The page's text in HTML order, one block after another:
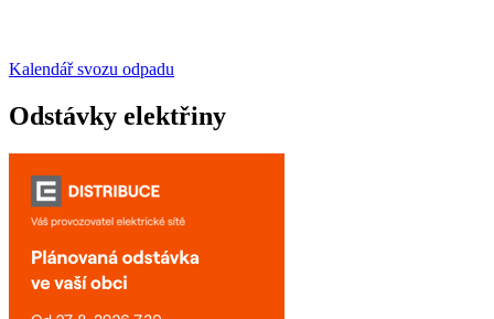
Kalendář svozu odpadu
Odstávky elektřiny